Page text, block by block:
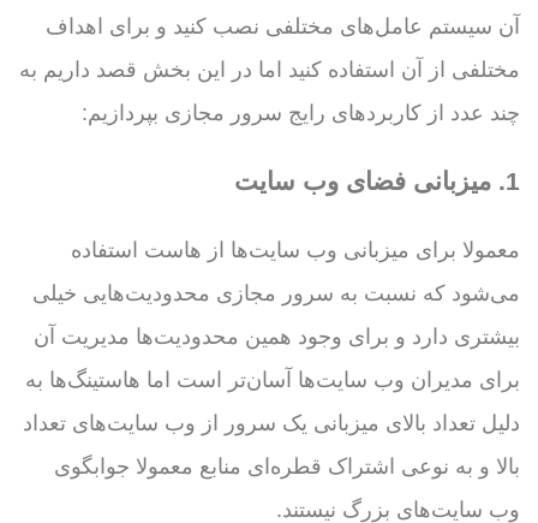
آن سیستم عامل‌های مختلفی نصب کنید و برای اهداف
مختلفی از آن استفاده کنید اما در این بخش قصد داریم به
چند عدد از کاربردهای رایج سرور مجازی بپردازیم:
1. میزبانی فضای وب سایت
معمولا برای میزبانی وب سایت‌ها از هاست استفاده
می‌شود که نسبت به سرور مجازی محدودیت‌هایی خیلی
بیشتری دارد و برای وجود همین محدودیت‌ها مدیریت آن
برای مدیران وب سایت‌ها آسان‌تر است اما هاستینگ‌ها به
دلیل تعداد بالای میزبانی یک سرور از وب سایت‌های تعداد
بالا و به نوعی اشتراک قطره‌ای منابع معمولا جوابگوی
وب سایت‌های بزرگ نیستند.